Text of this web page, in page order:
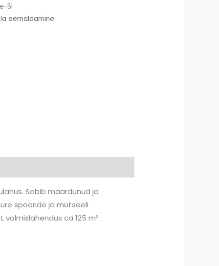
5l
eemaldamine
Sobib määrdunud ja
spooride ja mütseeli
ca 125 m²